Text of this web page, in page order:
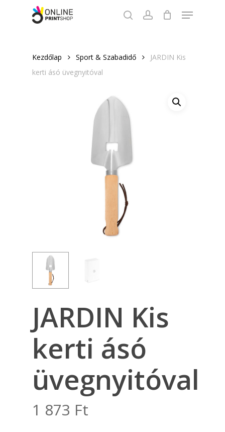
searchaccount
Menu
Kezdőlap Sport & Szabadidő
JARDIN Kis
kerti ásó üvegnyitóval
JARDIN Kis
kerti ásó
üvegnyitóval
1 873 Ft